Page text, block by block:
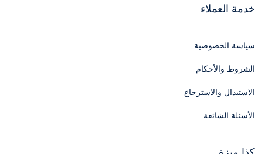
خدمة العملاء
سياسة الخصوصية
الشروط والأحكام
الاستبدال والاسترجاع
الأسئلة الشائعة